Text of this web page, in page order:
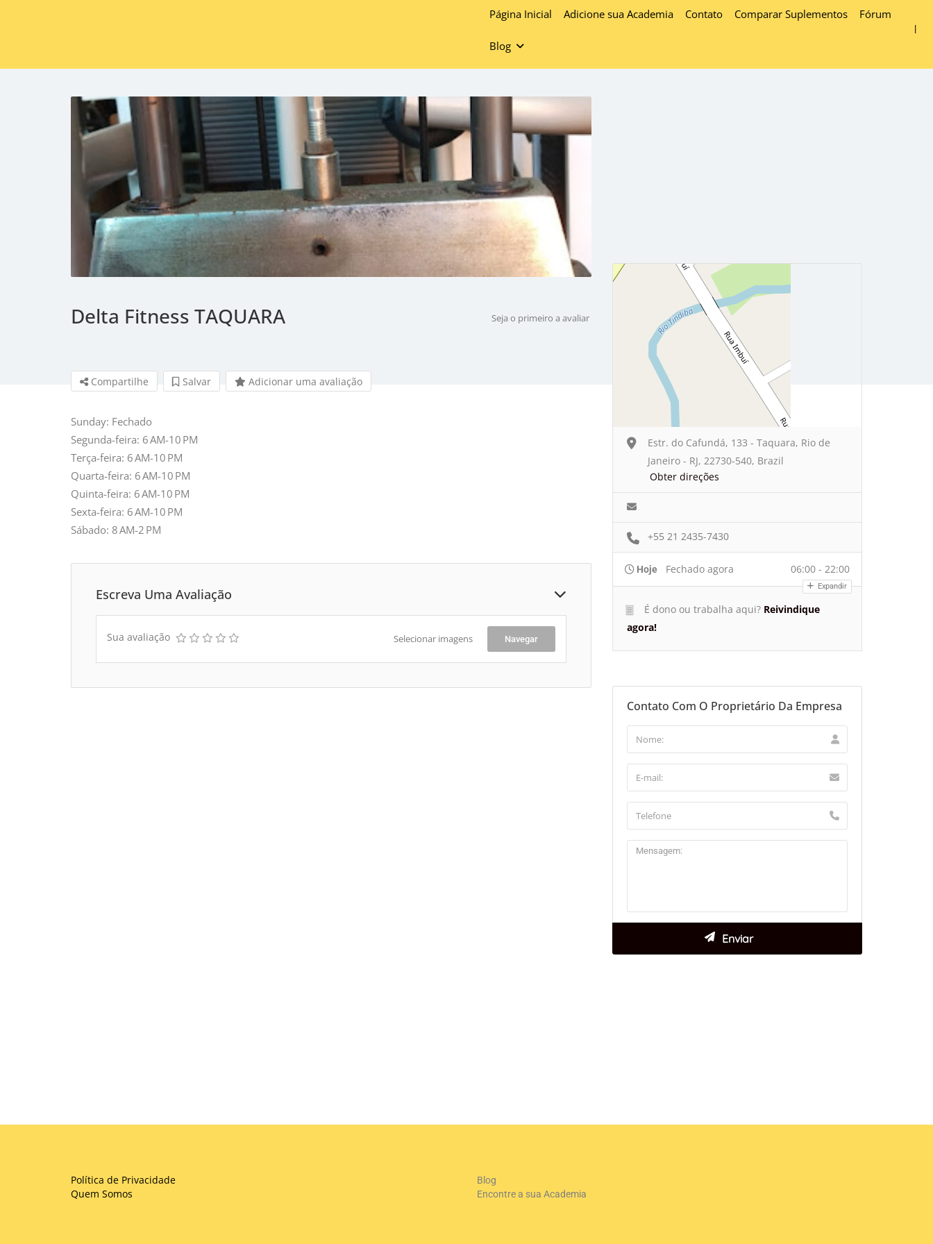
Página Inicial Adicione sua Academia Contato Comparar Suplementos Fórum
Blog
Delta Fitness TAQUARA Seja o primeiro a avaliar
Compartilhe Salvar Adicionar uma avaliação
Sunday: Fechado
Segunda-feira: 6 AM-10 PM
Terça-feira: 6 AM-10 PM
Quarta-feira: 6 AM-10 PM
Quinta-feira: 6 AM-10 PM
Sexta-feira: 6 AM-10 PM
Sábado: 8 AM-2 PM
Escreva Uma Avaliação
Sua avaliação Selecionar imagens Navegar
Estr. do Cafundá, 133 - Taquara, Rio de
Janeiro - RJ, 22730-540, Brazil
Obter direções
+55 21 2435-7430
Hoje Fechado agora 06:00 - 22:00
Expandir
É dono ou trabalha aqui? Reivindique
agora!
Contato Com O Proprietário Da Empresa
Política de Privacidade
Quem Somos
Blog
Encontre a sua Academia